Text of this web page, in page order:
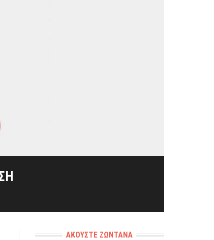
ΈΤΗ 1825-1827
ΑΚΟΎΣΤΕ ΖΩΝΤΑΝΆ